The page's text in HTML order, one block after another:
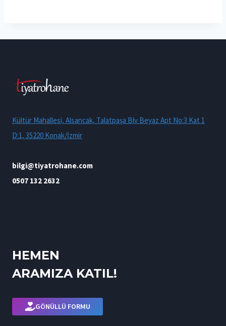
Kültür Mahallesi, Alsancak, Talatpaşa Blv Beyaz Apt No:3 Kat 1
D:1, 35220 Konak/İzmir
bilgi@tiyatrohane.com
0507 132 2632
HEMEN
ARAMIZA KATIL!
GÖNÜLLÜ FORMU